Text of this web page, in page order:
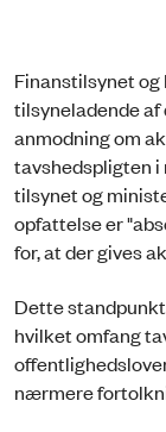
Finanstilsynet
tilsyneladende
anmodning om
tavshedspligten i
tilsynet og
opfattelse er
for, at der gives
Dette
hvilket omfang
nærmere